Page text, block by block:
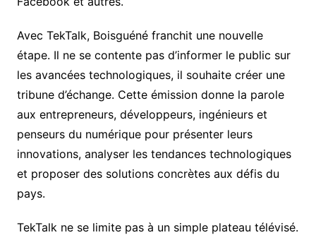
Avec TekTalk, Boisguéné franchit une nouvelle
étape. Il ne se contente pas d’informer le public sur
les avancées technologiques, il souhaite créer une
tribune d’échange. Cette émission donne la parole
aux entrepreneurs, développeurs, ingénieurs et
penseurs du numérique pour présenter leurs
innovations, analyser les tendances technologiques
et proposer des solutions concrètes aux défis du
pays.
TekTalk ne se limite pas à un simple plateau télévisé.